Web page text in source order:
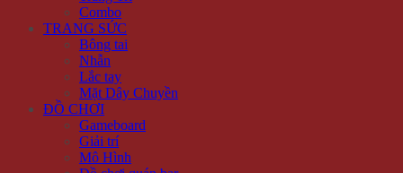
Combo
TRANG SỨC
Bông tai
Nhẫn
Lắc tay
Mặt Dây Chuyền
ĐỒ CHƠI
Gameboard
Giải trí
Mô Hình